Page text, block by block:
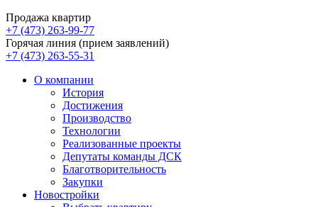
Продажа квартир
+7 (473) 263-99-77
Горячая линия (прием заявлений)
+7 (473) 263-55-31
О компании
История
Достижения
Производство
Технологии
Реализованные проекты
Депутаты команды ДСК
Благотворительность
Закупки
Новостройки